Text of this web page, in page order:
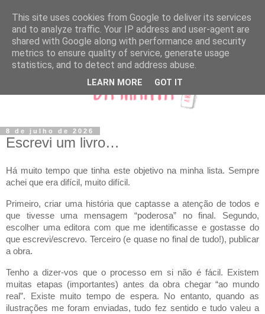
8 de julho de 2026
Escrevi um livro…
Há muito tempo que tinha este objetivo na minha lista. Sempre
achei que era difícil, muito difícil.
Primeiro, criar uma história que captasse a atenção de todos e
que tivesse uma mensagem “poderosa” no final. Segundo,
escolher uma editora com que me identificasse e gostasse do
que escrevi/escrevo. Terceiro (e quase no final de tudo!), publicar
a obra.
Tenho a dizer-vos que o processo em si não é fácil. Existem
muitas etapas (importantes) antes da obra chegar “ao mundo
real”. Existe muito tempo de espera. No entanto, quando as
ilustrações me foram enviadas, tudo fez sentido e tudo valeu a
This site uses cookies from Google to deliver its services
and to analyze traffic. Your IP address and user-agent are
shared with Google along with performance and security
metrics to ensure quality of service, generate usage
statistics, and to detect and address abuse.
LEARN MORE GOT IT